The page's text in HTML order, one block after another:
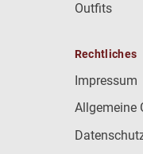
Outfits
Rechtliches
Impressum
Allgemeine